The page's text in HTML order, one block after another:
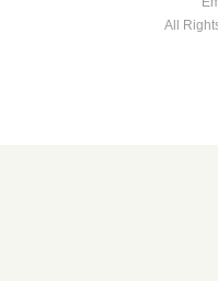
All